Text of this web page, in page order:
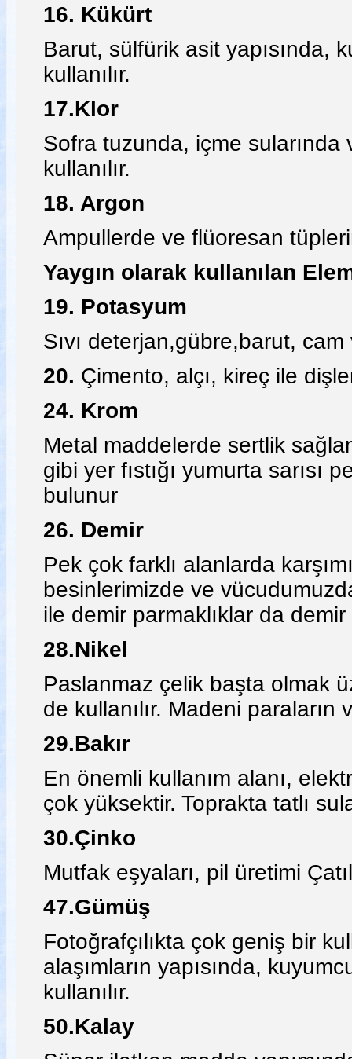
16. Kükürt
Barut, sülfürik asit yapısında,
kullanılır.
17.Klor
Sofra tuzunda, içme
kullanılır.
18. Argon
Ampullerde ve flüoresan
Yaygın olarak kullanılan
19. Potasyum
Sıvı deterjan,gübre,barut, cam
20. Çimento, alçı, kireç ile
24. Krom
Metal maddelerde sertlik
gibi yer fıstığı yumurta sarısı
bulunur
26. Demir
Pek çok farklı alanlarda
besinlerimizde ve
ile demir parmaklıklar da
28.Nikel
Paslanmaz çelik başta olmak
de kullanılır. Madeni paraların
29.Bakır
En önemli kullanım alanı,
çok yüksektir. Toprakta tatlı
30.Çinko
Mutfak eşyaları, pil üretimi
47.Gümüş
Fotoğrafçılıkta çok geniş bir
alaşımların yapısında,
kullanılır.
50.Kalay